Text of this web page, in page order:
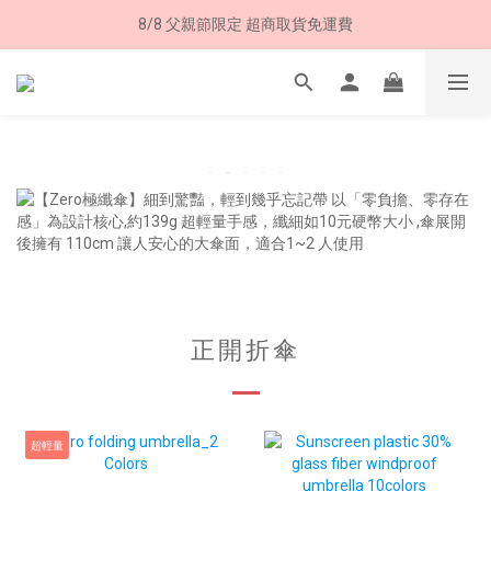
8/8 父親節限定 超商取貨免運費
8/8 父親節限定 超商取貨免運費
加入LINE好友➤領購物金50元 (現領現用)
8/8 父親節限定 超商取貨免運費
正開折傘
超輕量